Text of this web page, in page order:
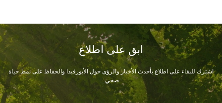
ابق على اطلاع
اشترك للبقاء على اطلاع بأحدث الأخبار والرؤى حول الأيورفيدا والحفاظ على نمط حياة
صحي.